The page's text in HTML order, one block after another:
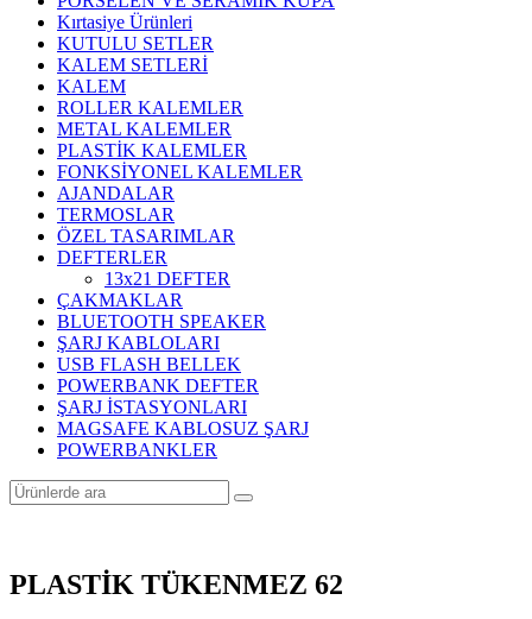
Kırtasiye Ürünleri
KUTULU SETLER
KALEM SETLERİ
KALEM
ROLLER KALEMLER
METAL KALEMLER
PLASTİK KALEMLER
FONKSİYONEL KALEMLER
AJANDALAR
TERMOSLAR
ÖZEL TASARIMLAR
DEFTERLER
13x21 DEFTER
ÇAKMAKLAR
BLUETOOTH SPEAKER
ŞARJ KABLOLARI
USB FLASH BELLEK
POWERBANK DEFTER
ŞARJ İSTASYONLARI
MAGSAFE KABLOSUZ ŞARJ
POWERBANKLER
PLASTİK TÜKENMEZ 62